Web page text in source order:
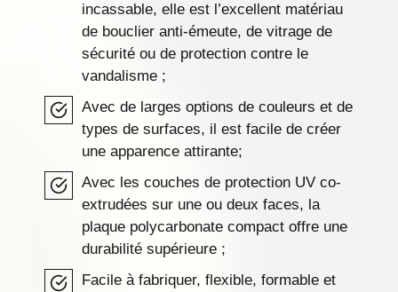
incassable, elle est l’excellent matériau
de bouclier anti-émeute, de vitrage de
sécurité ou de protection contre le
vandalisme ;
Avec de larges options de couleurs et de
types de surfaces, il est facile de créer
une apparence attirante;
Avec les couches de protection UV co-
extrudées sur une ou deux faces, la
plaque polycarbonate compact offre une
durabilité supérieure ;
Facile à fabriquer, flexible, formable et